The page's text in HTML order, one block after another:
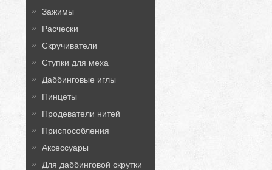
Зажимы
Расчески
Скручиватели
Ступки для меха
Даббинговые иглы
Пинцеты
Продеватели нитей
Приспособления
Аксессуары
Для даббинговой скрутки